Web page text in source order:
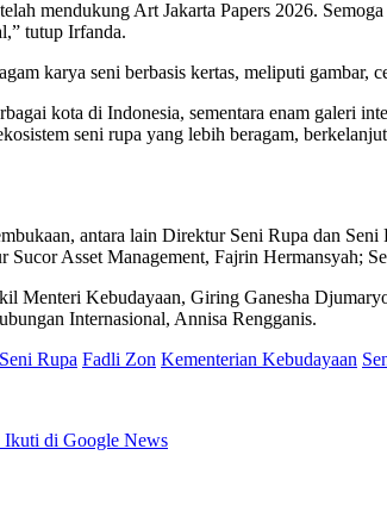
mendukung Art Jakarta Papers 2026.
tutup Irfanda.
karya seni berbasis kertas, meliputi
kota di Indonesia, sementara enam galeri
seni rupa yang lebih beragam,
antara lain Direktur Seni Rupa dan
Asset Management, Fajrin
Menteri Kebudayaan, Giring Ganesha
Internasional, Annisa Rengganis.
Rupa Fadli Zon Kementerian Kebudayaan
Ikuti di Google News